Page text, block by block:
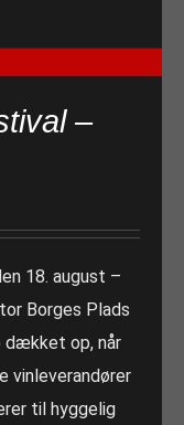
–
18. august –
Borges Plads
dækket op, når
vinleverandører
til hyggelig